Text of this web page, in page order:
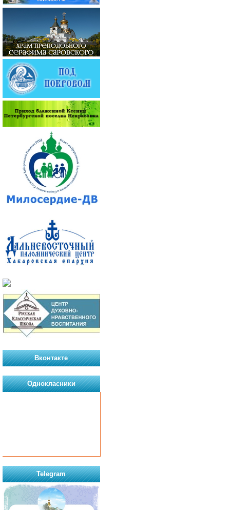
Вконтакте
Однокласники
Telegram